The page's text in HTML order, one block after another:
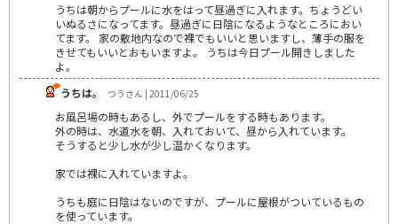
うちは朝からプールに水をはって昼過ぎに入れます。ちょうどい
いぬるさになってます。昼過ぎに日陰になるようなところにおい
てます。 家の敷地内なので裸でもいいと思いますし、薄手の服を
きせてもいいとおもいますよ。 うちは今日プール開きしました
よ。
うちは。
つうさん | 2011/06/25
お風呂場の時もあるし、外でプールをする時もあります。
外の時は、水道水を朝、入れておいて、昼から入れています。
そうすると少し水が少し温かくなります。
家では裸に入れていますよ。
うちも庭に日陰はないのですが、プールに屋根がついているもの
を使っています。